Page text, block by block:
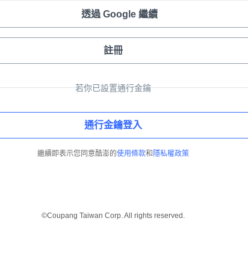
透過 Google 繼續
註冊
若你已設置通行金鑰
通行金鑰登入
繼續即表示您同意酷澎的使用條款和 隱私權政策
©Coupang Taiwan Corp. All rights reserved.